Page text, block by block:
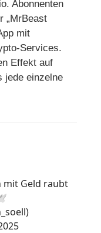
Abonnenten
„MrBeast
mit
Services.
Effekt auf
jede einzelne
mit Geld raubt